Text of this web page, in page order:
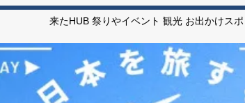
来たHUB 祭りやイベント 観光 お出かけスポ